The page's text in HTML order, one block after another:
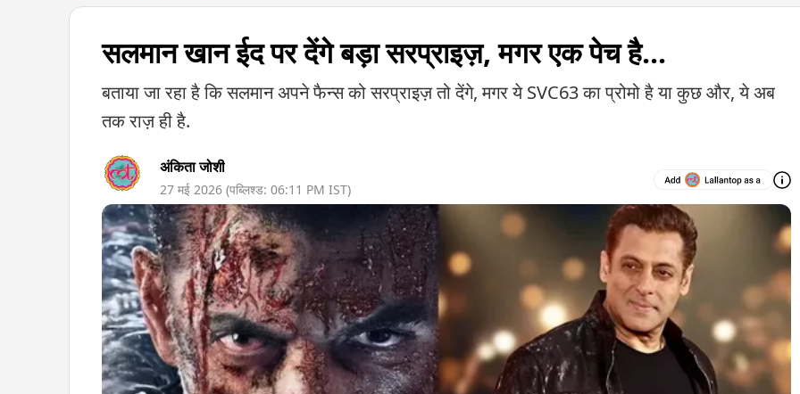
सलमान खान ईद पर देंगे बड़ा सरप्राइज़, मगर एक पेच है...
बताया जा रहा है कि सलमान अपने फैन्स को सरप्राइज़ तो देंगे, मगर ये SVC63 का प्रोमो है या कुछ और, ये अब
तक राज़ ही है.
अंकिता जोशी
27 मई 2026 (पब्लिश्ड: 06:11 PM IST)